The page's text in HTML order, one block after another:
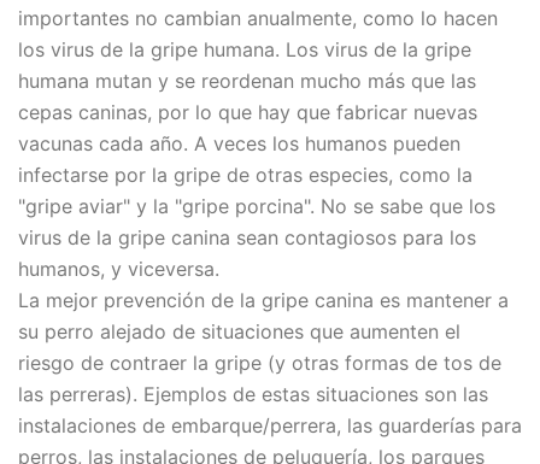
importantes no cambian anualmente, como lo hacen
los virus de la gripe humana. Los virus de la gripe
humana mutan y se reordenan mucho más que las
cepas caninas, por lo que hay que fabricar nuevas
vacunas cada año. A veces los humanos pueden
infectarse por la gripe de otras especies, como la
"gripe aviar" y la "gripe porcina". No se sabe que los
virus de la gripe canina sean contagiosos para los
humanos, y viceversa.
La mejor prevención de la gripe canina es mantener a
su perro alejado de situaciones que aumenten el
riesgo de contraer la gripe (y otras formas de tos de
las perreras). Ejemplos de estas situaciones son las
instalaciones de embarque/perrera, las guarderías para
perros, las instalaciones de peluquería, los parques